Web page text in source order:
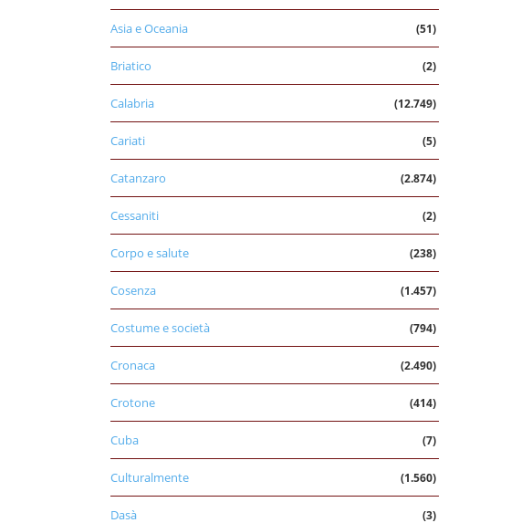
Asia e Oceania (51)
Briatico (2)
Calabria (12.749)
Cariati (5)
Catanzaro (2.874)
Cessaniti (2)
Corpo e salute (238)
Cosenza (1.457)
Costume e società (794)
Cronaca (2.490)
Crotone (414)
Cuba (7)
Culturalmente (1.560)
Dasà (3)